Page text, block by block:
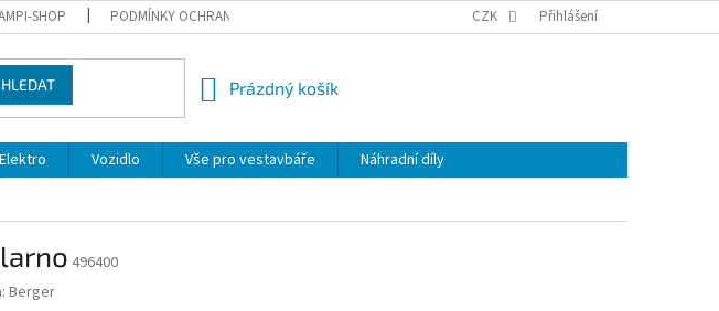
SHOP PODMÍNKY OCHRANY OSOBNÍCH ÚDAJŮ REKLAMACE
CZK Přihlášení
HLEDAT
NÁKUPNÍ
Prázdný košík
Elektro Vozidlo Vše pro vestavbáře
Náhradní díly
496400
Berger